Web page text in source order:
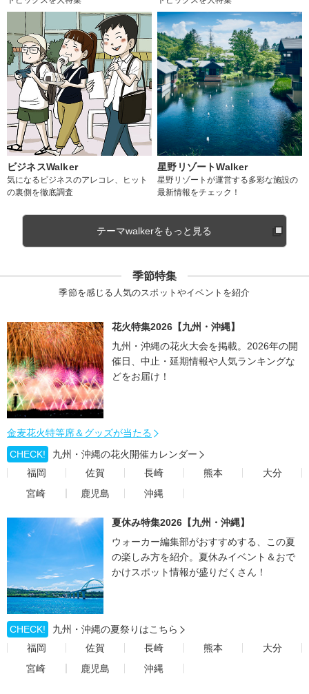
ビジネスWalker
気になるビジネスのアレコレ、ヒット
の裏側を徹底調査
星野リゾートWalker
星野リゾートが運営する多彩な施設の
最新情報をチェック！
テーマwalkerをもっと見る
季節特集
季節を感じる人気のスポットやイベントを紹介
花火特集2026【九州・沖縄】
九州・沖縄の花火大会を掲載。2026年の開
催日、中止・延期情報や人気ランキングな
どをお届け！
金麦花火特等席＆グッズが当たる
CHECK!
九州・沖縄の花火開催カレンダー
福岡
佐賀 長崎 熊本
大分
宮崎
鹿児島 沖縄
夏休み特集2026【九州・沖縄】
ウォーカー編集部がおすすめする、この夏
の楽しみ方を紹介。夏休みイベント＆おで
かけスポット情報が盛りだくさん！
CHECK!
九州・沖縄の夏祭りはこちら
福岡
佐賀 長崎 熊本
大分
宮崎
鹿児島 沖縄